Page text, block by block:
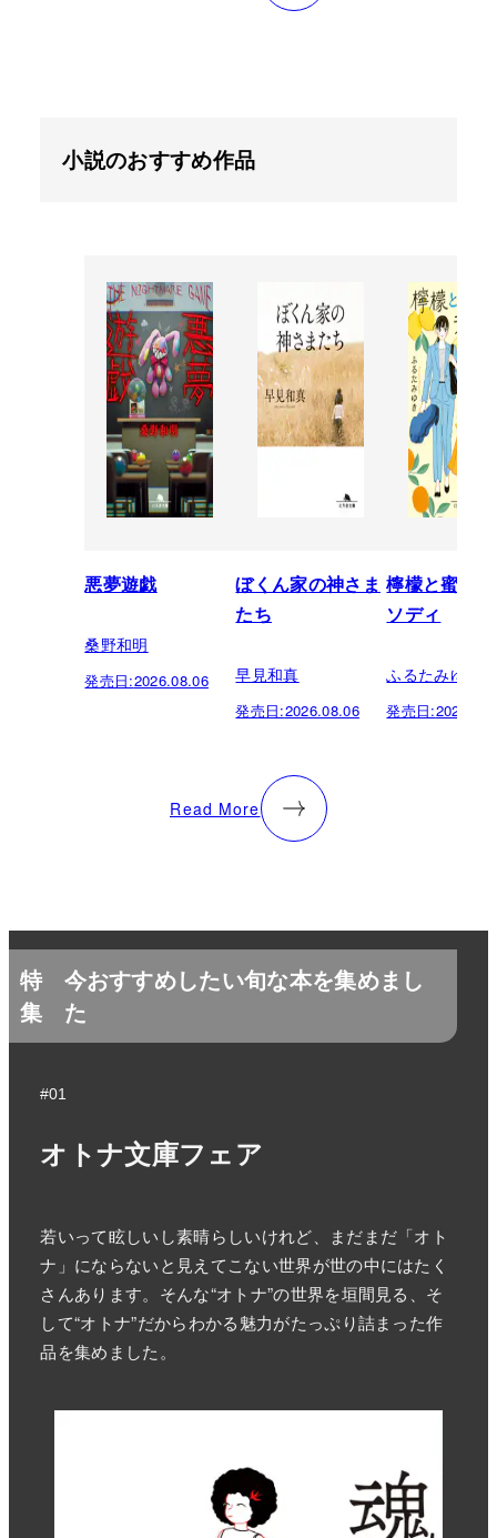
小説のおすすめ作品
悪夢遊戯
桑野和明
発売日:2026.08.06
ぼくん家の神さま
たち
早見和真
発売日:2026.08.06
檸檬と蜜柑
ソディ
ふるたみゆき
発売日:
Read More
特
集
今おすすめしたい旬な本を集めまし
た
#01
オトナ文庫フェア
若いって眩しいし素晴らしいけれど、まだまだ「オト
ナ」にならないと見えてこない世界が世の中にはたく
さんあります。そんな“オトナ”の世界を垣間見る、そ
して“オトナ”だからわかる魅力がたっぷり詰まった作
品を集めました。